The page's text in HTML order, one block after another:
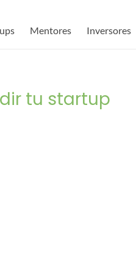
Mentores Inversores
tu startup